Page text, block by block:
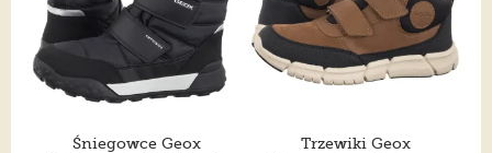
Śniegowce Geox Trzewiki Geox